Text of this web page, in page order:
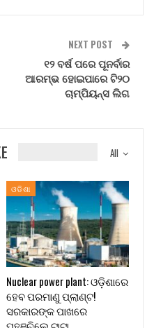
NEXT POST
୧୨ ବର୍ଷ ପରେ ପୂନର୍ବାର
ଆରମ୍ଭ ହୋଇପାରେ ଟି୨୦
ଚାମ୍ପିୟନ୍ସ ଲିଗ
All
ଓଡିଶା
Nuclear power plant: ଓଡ଼ିଶାରେ
ହେବ ପରମାଣୁ ପ୍ଲାଣ୍ଟ!
ସରକାରଙ୍କ ପାଖରେ